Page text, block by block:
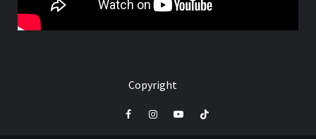
Copyright
FacebookInstagramYoutube
Tik